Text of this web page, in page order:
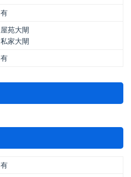
有
屋苑大閘
私家大閘
有
有